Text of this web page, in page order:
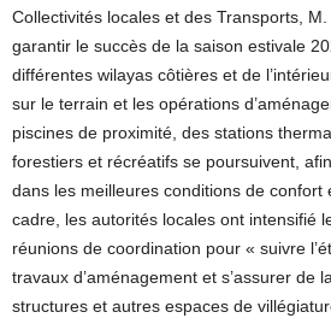
Collectivités locales et des Transports,
garantir le succès de la saison estivale
différentes wilayas côtières et de
sur le terrain et les opérations
piscines de proximité, des stations
forestiers et récréatifs se poursuivent,
dans les meilleures conditions de confort
cadre, les autorités locales ont intensifié
réunions de coordination pour « suivre
travaux d’aménagement et s’assurer de
structures et autres espaces de